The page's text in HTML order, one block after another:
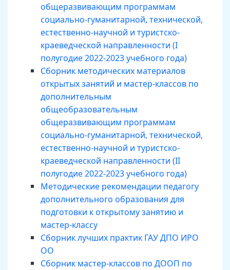
общеразвивающим программам
социально-гуманитарной, технической,
естественно-научной и туристско-
краеведческой направленности (I
полугодие 2022-2023 учебного года)
Сборник методических материалов
открытых занятий и мастер-классов по
дополнительным
общеобразовательным
общеразвивающим программам
социально-гуманитарной, технической,
естественно-научной и туристско-
краеведческой направленности (II
полугодие 2022-2023 учебного года)
Методические рекомендации педагогу
дополнительного образования для
подготовки к открытому занятию и
мастер-классу
Сборник лучших практик ГАУ ДПО ИРО
ОО
Сборник мастер-классов по ДООП по